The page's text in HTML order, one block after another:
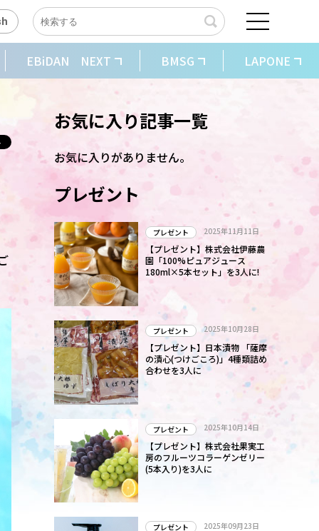
EBiDAN NEXT BMSG LAPONE
お気に入り記事一覧
お気に入りがありません。
プレゼント
プレゼント 2025年11月11日
【プレゼント】株式会社伊藤農
園「100%ピュアジュース
180ml×5本セット」を3人に!
プレゼント 2025年10月28日
【プレゼント】日本漬物 「薩摩
の漬心(つけごころ)」4種類詰め
合わせを3人に
プレゼント 2025年10月14日
【プレゼント】株式会社果実工
房のフルーツコラーゲンゼリー
(5本入り)を3人に
プレゼント 2025年09月23日